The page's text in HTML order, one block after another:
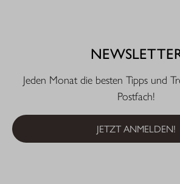
Jeden Monat die besten Tipps und
Postfach!
JETZT ANMELDEN!